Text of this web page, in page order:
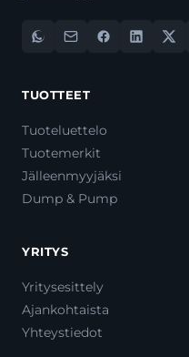
TUOTTEET
Tuoteluettelo
Tuotemerkit
Jälleenmyyjäksi
Dump & Pump
YRITYS
Yritysesittely
Ajankohtaista
Yhteystiedot